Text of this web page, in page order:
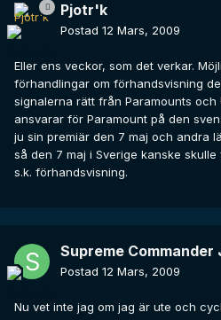
Pjotr'k
Postad 12 Mars, 2009
Eller ens veckor, som det verkar.
förhandlingar om förhandsvisning
signalerna rätt från Paramounts och
ansvarar för Paramount på den
ju sin premiär den 7 maj och andra
så den 7 maj i Sverige kanske
s.k. förhandsvisning.
Supreme Commander
Postad 12 Mars, 2009
Nu vet inte jag om jag är ute och